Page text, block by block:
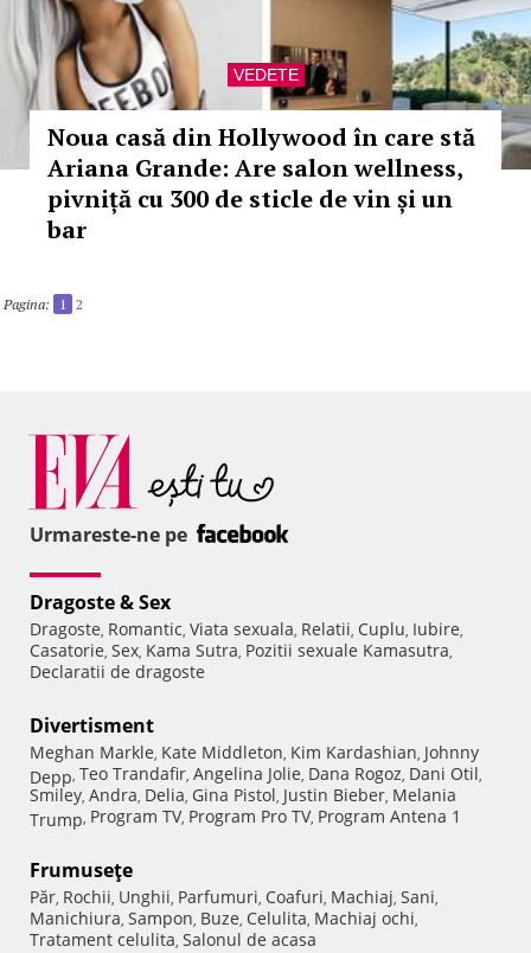
VEDETE
Noua casă din Hollywood în care stă
Ariana Grande: Are salon wellness,
pivniță cu 300 de sticle de vin și un
bar
Pagina: 1 2
Urmareste-ne pe
Dragoste & Sex
Dragoste, Romantic, Viata sexuala, Relatii, Cuplu, Iubire,
Casatorie, Sex, Kama Sutra, Pozitii sexuale Kamasutra,
Declaratii de dragoste
Divertisment
Meghan Markle, Kate Middleton, Kim Kardashian, Johnny
Depp, Teo Trandafir, Angelina Jolie, Dana Rogoz, Dani Otil,
Smiley, Andra, Delia, Gina Pistol, Justin Bieber, Melania
Trump, Program TV, Program Pro TV, Program Antena 1
Frumuseţe
Păr, Rochii, Unghii, Parfumuri, Coafuri, Machiaj, Sani,
Manichiura, Sampon, Buze, Celulita, Machiaj ochi,
Tratament celulita, Salonul de acasa